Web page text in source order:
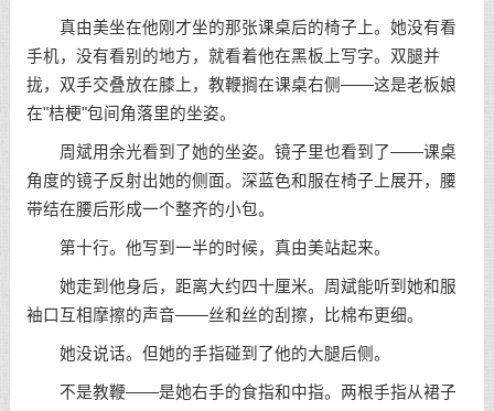
真由美坐在他刚才坐的那张课桌后的椅子上。她没有看
手机，没有看别的地方，就看着他在黑板上写字。双腿并
拢，双手交叠放在膝上，教鞭搁在课桌右侧——这是老板娘
在"桔梗"包间角落里的坐姿。
周斌用余光看到了她的坐姿。镜子里也看到了——课桌
角度的镜子反射出她的侧面。深蓝色和服在椅子上展开，腰
带结在腰后形成一个整齐的小包。
第十行。他写到一半的时候，真由美站起来。
她走到他身后，距离大约四十厘米。周斌能听到她和服
袖口互相摩擦的声音——丝和丝的刮擦，比棉布更细。
她没说话。但她的手指碰到了他的大腿后侧。
不是教鞭——是她右手的食指和中指。两根手指从裙子